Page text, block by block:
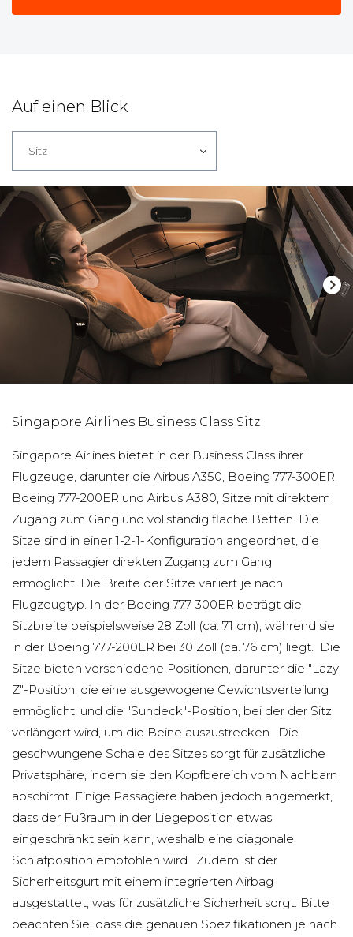
Auf einen Blick
Sitz
Singapore Airlines Business Class Sitz
Singapore Airlines bietet in der Business Class ihrer
Flugzeuge, darunter die Airbus A350, Boeing 777-300ER,
Boeing 777-200ER und Airbus A380, Sitze mit direktem
Zugang zum Gang und vollständig flache Betten. Die
Sitze sind in einer 1-2-1-Konfiguration angeordnet, die
jedem Passagier direkten Zugang zum Gang
ermöglicht. Die Breite der Sitze variiert je nach
Flugzeugtyp. In der Boeing 777-300ER beträgt die
Sitzbreite beispielsweise 28 Zoll (ca. 71 cm), während sie
in der Boeing 777-200ER bei 30 Zoll (ca. 76 cm) liegt. Die
Sitze bieten verschiedene Positionen, darunter die "Lazy
Z"-Position, die eine ausgewogene Gewichtsverteilung
ermöglicht, und die "Sundeck"-Position, bei der der Sitz
verlängert wird, um die Beine auszustrecken. Die
geschwungene Schale des Sitzes sorgt für zusätzliche
Privatsphäre, indem sie den Kopfbereich vom Nachbarn
abschirmt. Einige Passagiere haben jedoch angemerkt,
dass der Fußraum in der Liegeposition etwas
eingeschränkt sein kann, weshalb eine diagonale
Schlafposition empfohlen wird. Zudem ist der
Sicherheitsgurt mit einem integrierten Airbag
ausgestattet, was für zusätzliche Sicherheit sorgt. Bitte
beachten Sie, dass die genauen Spezifikationen je nach